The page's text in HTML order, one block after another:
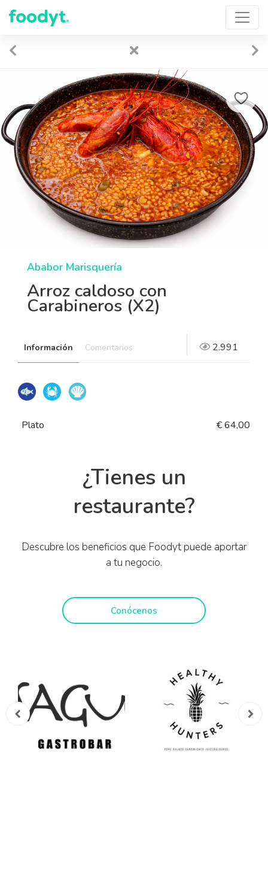
Ababor Marisquería
Arroz caldoso con
Carabineros (X2)
Información Comentarios 2.991
Plato € 64,00
¿Tienes un
restaurante?
Descubre los beneficios que Foodyt puede aportar
a tu negocio.
Conócenos